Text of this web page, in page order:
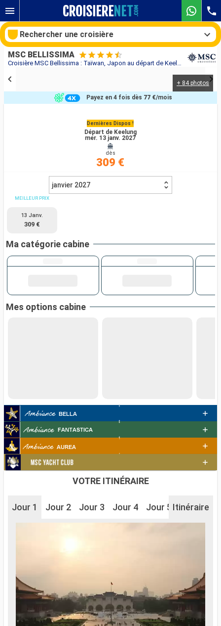
Croisière MSC Bellissima : Taïwan, Japon au départ de Keelung
MSC BELLISSIMA
+ 84 photos
Dernières Dispos !
Départ de Keelung
mer. 13 janv. 2027
dès
309 €
Payez en 4 fois dès 77 €/mois
janvier 2027
MEILLEUR PRIX
13 Janv.
309 €
Ma catégorie cabine
Mes options cabine
VOTRE ITINÉRAIRE
Jour 1 Jour 2 Jour 3 Jour 4 Jour 5 Itinéraire
Rechercher une croisière
Compagnies
Rechercher